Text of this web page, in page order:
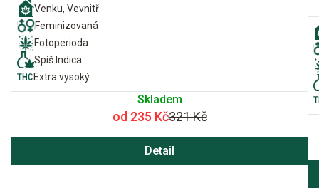
Venku, Vevnitř
Feminizovaná
Fotoperioda
Spíš Indica
Extra vysoký
Skladem
od 235 Kč321 Kč
Detail